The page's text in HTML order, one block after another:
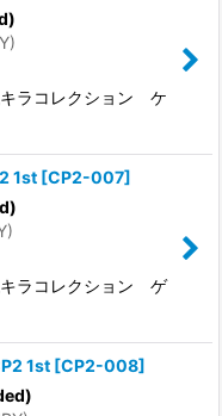
)
ラコレクション ケ
1st [CP2-007]
)
ラコレクション ゲ
1st [CP2-008]